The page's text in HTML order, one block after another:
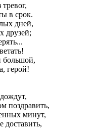
в срок.
дней,
друзей;
герой!
поздравить,
минут,
доставить,